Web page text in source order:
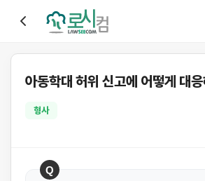
아동학대 허위 신고에 어떻게 대
형사
Q